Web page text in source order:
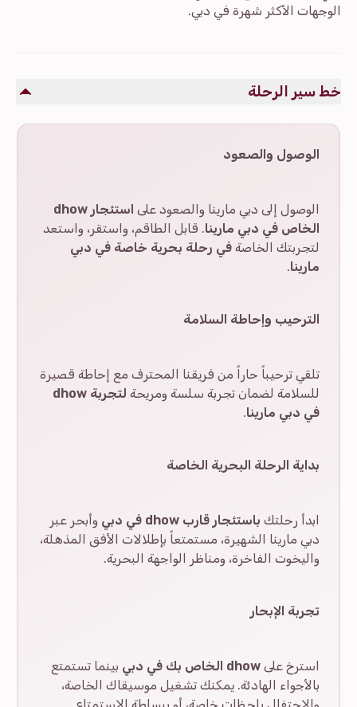
الوجهات الأكثر شهرة في دبي.
خط سير الرحلة
الوصول والصعود
الوصول إلى دبي مارينا والصعود على
استئجار dhow
الخاص في دبي مارينا. قابل الطاقم، واستقر، واستعد
لتجربتك الخاصة في رحلة بحرية خاصة في دبي
مارينا.
الترحيب وإحاطة السلامة
تلقي ترحيباً حاراً من فريقنا المحترف مع إحاطة قصيرة
للسلامة لضمان تجربة سلسة ومريحة
لتجربة dhow
في دبي مارينا.
بداية الرحلة البحرية الخاصة
ابدأ رحلتك باستئجار قارب dhow في دبي
وأبحر عبر
دبي مارينا الشهيرة، مستمتعاً بإطلالات الأفق المذهلة،
واليخوت الفاخرة، ومناظر الواجهة البحرية.
تجربة الإبحار
استرخ على dhow الخاص بك في دبي
بينما تستمتع
بالأجواء الهادئة. يمكنك تشغيل موسيقاك الخاصة،